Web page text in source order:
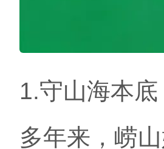
1.守山海本
多年来，崂